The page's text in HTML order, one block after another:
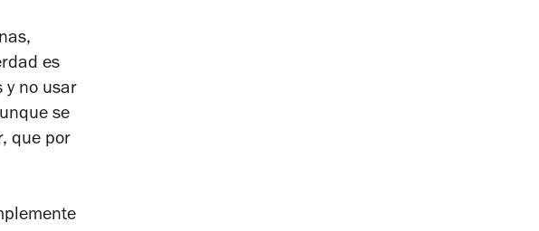
es
y no usar
se
que por